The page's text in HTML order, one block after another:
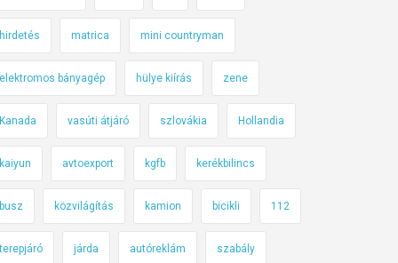
hirdetés matrica mini countryman
elektromos bányagép hülye kiírás zene
Kanada vasúti átjáró szlovákia Hollandia
kaiyun avtoexport kgfb kerékbilincs
busz közvilágítás kamion bicikli 112
terepjáró járda autóreklám szabály